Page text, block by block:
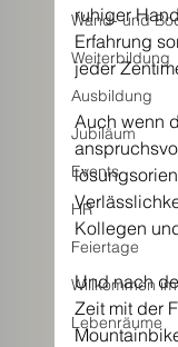
Wand- und
Weiterbildung
Ausbildung
Jubiläum
Events
HR
Feiertage
Willkommen
Lebenräume
ruhiger
Erfahrung
jeder
Auch wenn
Kollegen
Und nach
Zeit mit der